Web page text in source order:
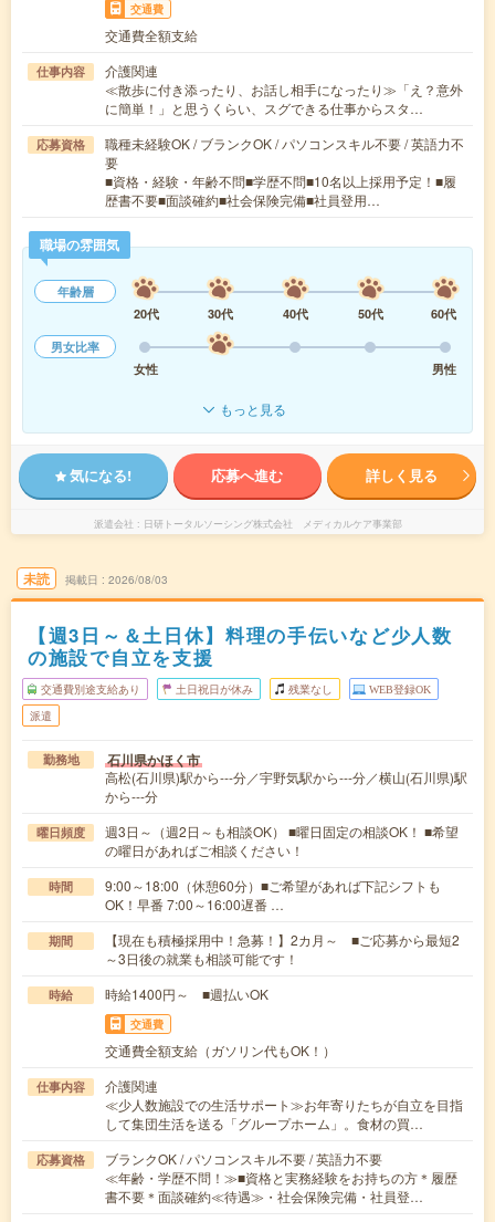
交通費
交通費全額支給
仕事内容
介護関連
≪散歩に付き添ったり、お話し相手になったり≫「え？意外
に簡単！」と思うくらい、スグできる仕事からスタ…
応募資格
職種未経験OK / ブランクOK / パソコンスキル不要 / 英語力不
要
■資格・経験・年齢不問■学歴不問■10名以上採用予定！■履
歴書不要■面談確約■社会保険完備■社員登用…
職場の雰囲気
年齢層
20代
30代 40代 50代
60代
男女比率
女性
男性
もっと見る
気になる! 応募へ進む 詳しく見る
派遣会社 日研トータルソーシング株式会社 メディカルケア事業部
未読 掲載日 2026/08/03
【週3日～＆土日休】料理の手伝いなど少人数
の施設で自立を支援
交通費別途支給あり 土日祝日が休み 残業なし WEB登録OK
派遣
勤務地 石川県かほく市
高松(石川県)駅から---分／宇野気駅から---分／横山(石川県)駅
から---分
曜日頻度
週3日～（週2日～も相談OK） ■曜日固定の相談OK！ ■希望
の曜日があればご相談ください！
時間
9:00～18:00（休憩60分）■ご希望があれば下記シフトも
OK！早番 7:00～16:00遅番 …
期間
【現在も積極採用中！急募！】2カ月～ ■ご応募から最短2
～3日後の就業も相談可能です！
時給 時給1400円～ ■週払いOK
交通費
交通費全額支給（ガソリン代もOK！）
仕事内容
介護関連
≪少人数施設での生活サポート≫お年寄りたちが自立を目指
して集団生活を送る「グループホーム」。食材の買…
応募資格
ブランクOK / パソコンスキル不要 / 英語力不要
≪年齢・学歴不問！≫■資格と実務経験をお持ちの方＊履歴
書不要＊面談確約≪待遇≫・社会保険完備・社員登…